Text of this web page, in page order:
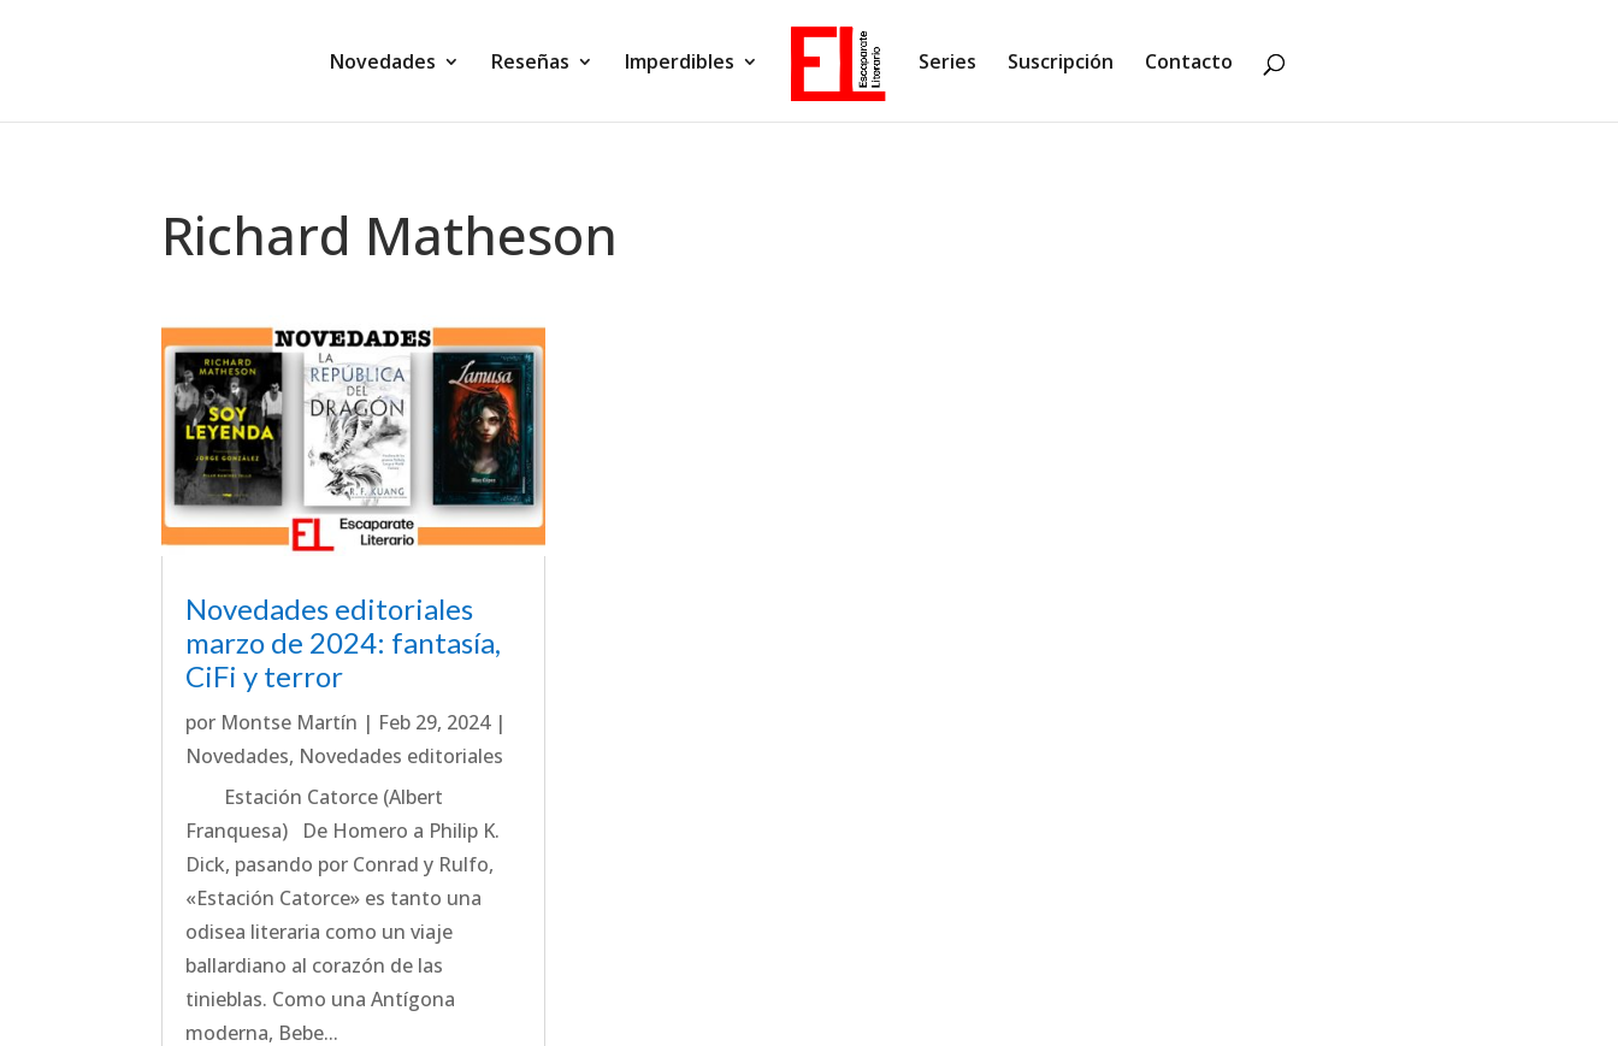
Novedades Reseñas Imperdibles Series Suscripción Contacto
Richard Matheson
Novedades editoriales
marzo de 2024: fantasía,
CiFi y terror
por Montse Martín | Feb 29, 2024|
Novedades, Novedades editoriales
Estación Catorce (Albert
Franquesa) De Homero a Philip K.
Dick, pasando por Conrad y Rulfo,
«Estación Catorce» es tanto una
odisea literaria como un viaje
ballardiano al corazón de las
tinieblas. Como una Antígona
moderna, Bebe...